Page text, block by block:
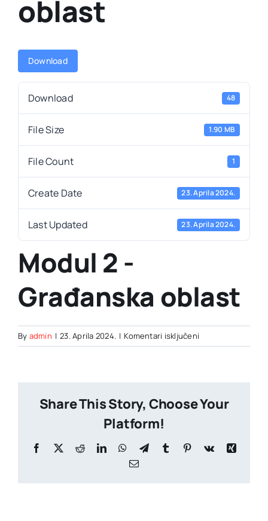
oblast
Download
Download 48
File Size 1.90 MB
File Count 1
Create Date 23. Aprila 2024.
Last Updated 23. Aprila 2024.
Modul 2 -
Građanska oblast
By admin | 23. Aprila 2024. | Komentari isključeni
Modul
oblast
Share This Story, Choose Your
Platform!
Facebook
X RedditLinkedInWhatsApp
TelegramTumblr Pinterest
Vk
Xing
Email